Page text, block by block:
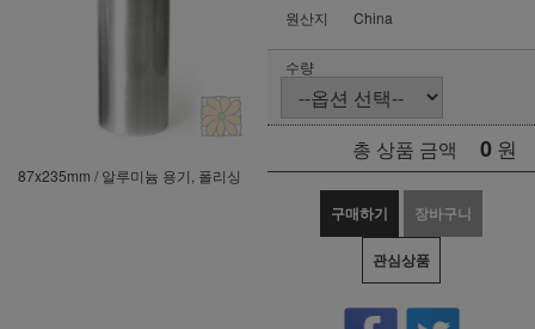
87x235mm / 알루미늄 용기, 폴리싱
원산지
China
수량
총 상품 금액 0 원
구매하기 장바구니
관심상품